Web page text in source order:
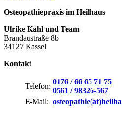
Osteopathiepraxis im Heilhaus
Ulrike Kahl und Team
Brandaustraße 8b
34127 Kassel
Kontakt
Telefon:
0176 / 66 65 71 75
0561 / 98326-567
E-Mail: